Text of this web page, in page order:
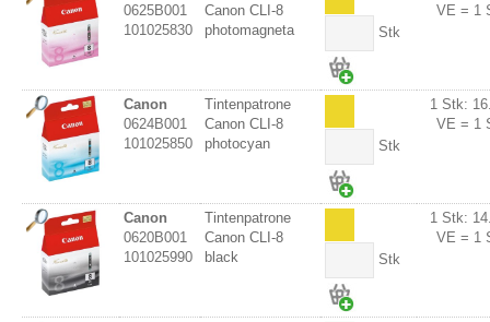
0625B001
101025830
Canon CLI-8
photomagneta
Stk
VE = 1
Canon
0624B001
101025850
Tintenpatrone
Canon CLI-8
photocyan
Stk
1 Stk:
VE = 1
Canon
0620B001
101025990
Tintenpatrone
Canon CLI-8
black
Stk
1 Stk:
VE = 1